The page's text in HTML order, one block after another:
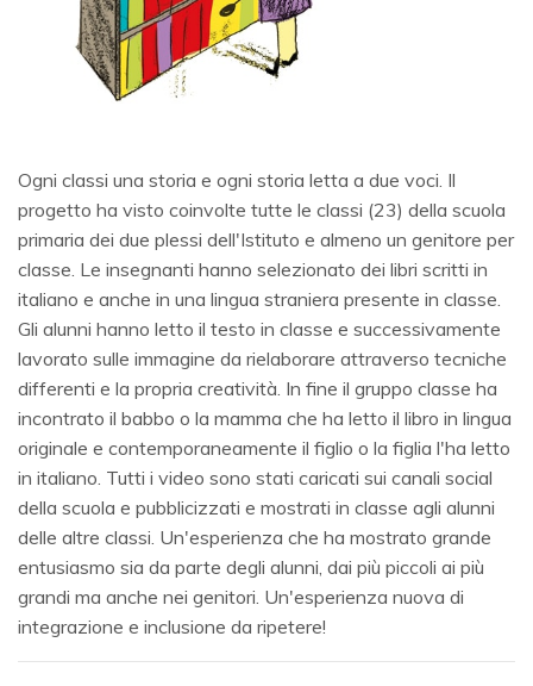
Ogni classi una storia e ogni storia letta a due voci. Il
progetto ha visto coinvolte tutte le classi (23) della scuola
primaria dei due plessi dell'Istituto e almeno un genitore per
classe. Le insegnanti hanno selezionato dei libri scritti in
italiano e anche in una lingua straniera presente in classe.
Gli alunni hanno letto il testo in classe e successivamente
lavorato sulle immagine da rielaborare attraverso tecniche
differenti e la propria creatività. In fine il gruppo classe ha
incontrato il babbo o la mamma che ha letto il libro in lingua
originale e contemporaneamente il figlio o la figlia l'ha letto
in italiano. Tutti i video sono stati caricati sui canali social
della scuola e pubblicizzati e mostrati in classe agli alunni
delle altre classi. Un'esperienza che ha mostrato grande
entusiasmo sia da parte degli alunni, dai più piccoli ai più
grandi ma anche nei genitori. Un'esperienza nuova di
integrazione e inclusione da ripetere!